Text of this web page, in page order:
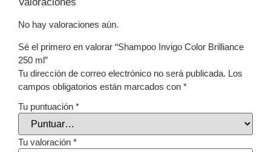
Valoraciones
No hay valoraciones aún.
Sé el primero en valorar “Shampoo Invigo Color Brilliance
250 ml”
Tu dirección de correo electrónico no será publicada. Los
campos obligatorios están marcados con *
Tu puntuación *
Tu valoración *